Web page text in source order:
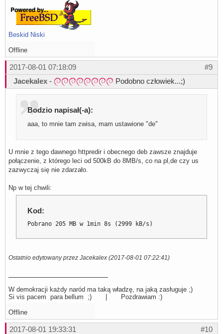
Beskid Niski
Offline
#9
2017-08-01 07:18:09
Jacekalex - Podobno człowiek...;)
Bodzio napisał(-a):
aaa, to mnie tam zwisa, mam ustawione "de"
U mnie z tego dawnego httpredir i obecnego deb zawsze znajduje
połączenie, z którego leci od 500kB do 8MB/s, co na pl,de czy us
zazwyczaj się nie zdarzało.
Np w tej chwili:
Kod:
Pobrano 205 MB w 1min 8s (2999 kB/s)
Ostatnio edytowany przez Jacekalex (2017-08-01 07:22:41)
W demokracji każdy naród ma taką władzę, na jaką zasługuje ;)
Si vis pacem para bellum ;) | Pozdrawiam :)
Offline
#10
2017-08-01 19:33:31